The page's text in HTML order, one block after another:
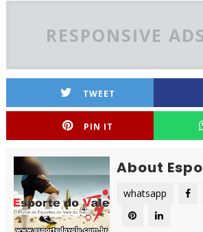
RESPONSIVE
TWEET
PIN IT
About
whatsapp